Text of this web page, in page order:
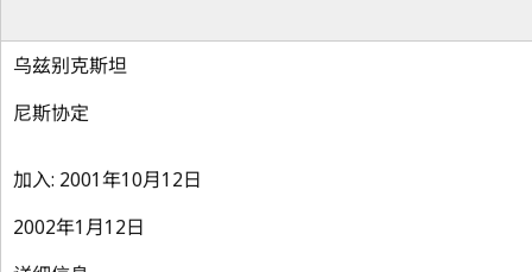
乌兹别克斯坦
尼斯协定
加入: 2001年10月12日
2002年1月12日